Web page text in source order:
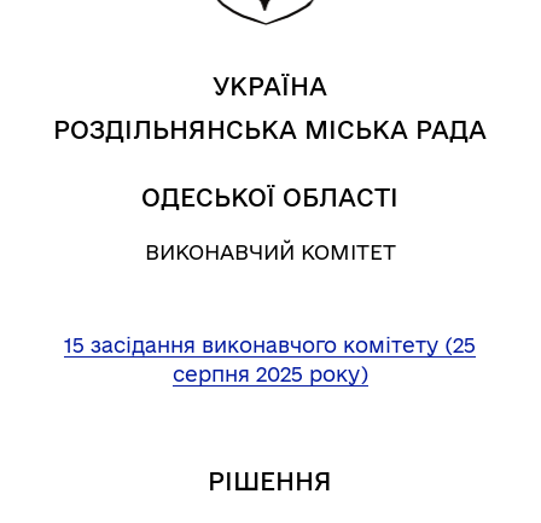
УКРАЇНА
РОЗДІЛЬНЯНСЬКА МІСЬКА РАДА
ОДЕСЬКОЇ ОБЛАСТІ
ВИКОНАВЧИЙ КОМІТЕТ
15 засідання виконавчого комітету (25
серпня 2025 року)
РІШЕННЯ